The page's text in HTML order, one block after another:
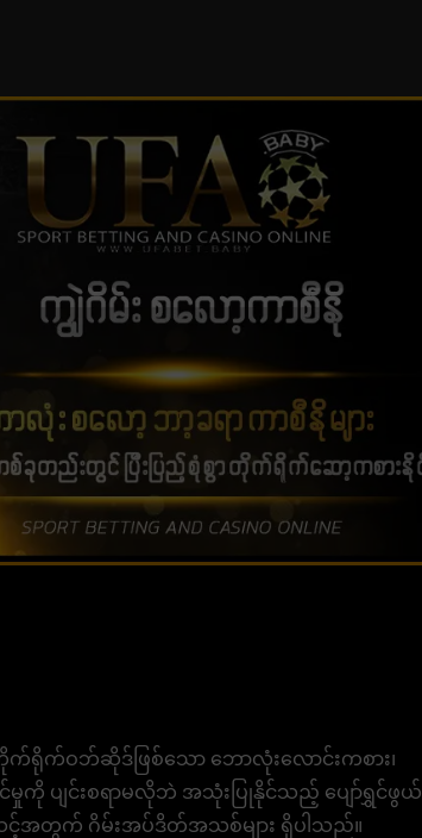
က်ရိုက်ဝဘ်ဆိုဒ်ဖြစ်သော ဘောလုံးလောင်းကစား၊
မှုကို ပျင်းစရာမလိုဘဲ အသုံးပြုနိုင်သည့် ပျော်ရွှင်ဖွယ်
င့်အတွက် ဂိမ်းအပ်ဒိတ်အသစ်များ ရှိပါသည်။